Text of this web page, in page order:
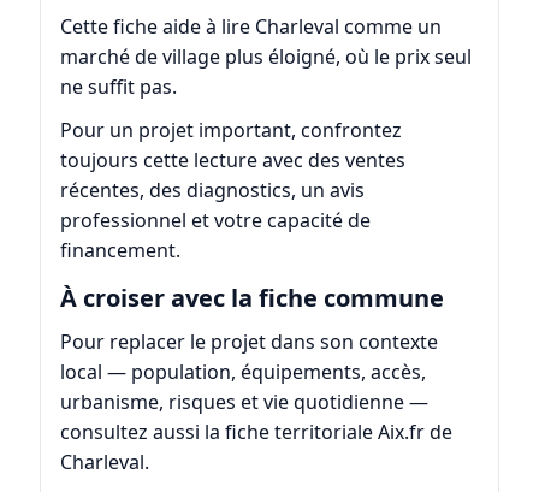
Cette fiche aide à lire Charleval comme un
marché de village plus éloigné, où le prix seul
ne suffit pas.
Pour un projet important, confrontez
toujours cette lecture avec des ventes
récentes, des diagnostics, un avis
professionnel et votre capacité de
financement.
À croiser avec la fiche commune
Pour replacer le projet dans son contexte
local — population, équipements, accès,
urbanisme, risques et vie quotidienne —
consultez aussi la fiche territorialeAix.fr de
Charleval.